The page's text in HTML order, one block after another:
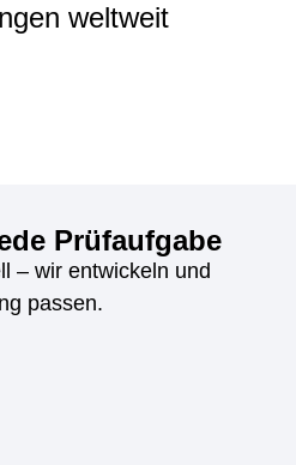
weltweit
Prüfaufgabe
– wir entwickeln und
passen.